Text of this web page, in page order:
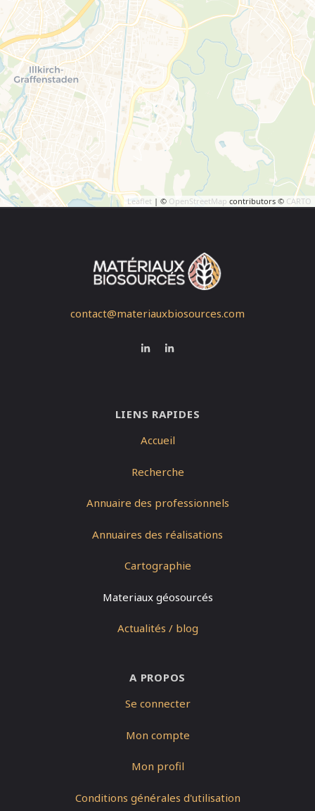
Leaflet | © OpenStreetMap contributors © CARTO
contact@materiauxbiosources.com
LIENS RAPIDES
Accueil
Recherche
Annuaire des professionnels
Annuaires des réalisations
Cartographie
Materiaux géosourcés
Actualités / blog
A PROPOS
Se connecter
Mon compte
Mon profil
Conditions générales d'utilisation